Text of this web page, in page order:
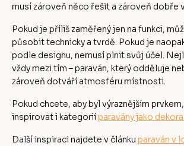
musí zároveň něco řešit a zároveň dobře
Pokud je příliš zaměřený jen na funkci,
působit technicky a tvrdě. Pokud je
podle designu, nemusí plnit svůj účel.
vždy mezi tím – paraván, který odděluje
zároveň dotváří atmosféru místnosti.
Pokud chcete, aby byl výraznějším
inspirovat i kategorií paravány jako
Další inspiraci najdete v článku paraván v